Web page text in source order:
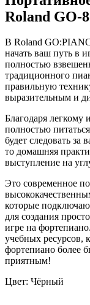
Roland GO-
В Roland
начать ваш путь в
полностью
традиционного
правильную
выразительным и
Благодаря легкому
полностью
будет следовать за
то домашняя
выступление на
Это современное
которые
для создания
игре на
учебных ресурсов,
фортепиано более
приятным!
Цвет: Чёрный